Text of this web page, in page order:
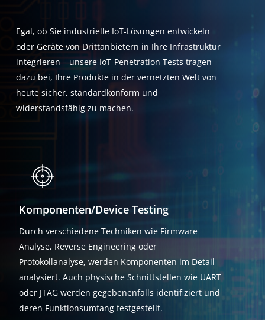
Egal, ob Sie industrielle IoT-Lösungen entwickeln
oder Geräte von Drittanbietern in Ihre Infrastruktur
integrieren – unsere IoT-Penetration Tests tragen
dazu bei, Ihre Produkte in der vernetzten Welt von
heute sicher, standardkonform und
widerstandsfähig zu machen.
Komponenten/Device Testing
Durch verschiedene Techniken wie Firmware
Analyse, Reverse Engineering oder
Protokollanalyse, werden Komponenten im Detail
analysiert. Auch physische Schnittstellen wie UART
oder JTAG werden gegebenenfalls identifiziert und
deren Funktionsumfang festgestellt.